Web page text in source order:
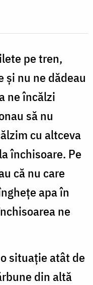
pe tren,
nu ne dădeau
ne încălzi
să nu
cu altceva
închisoare. Pe
că nu care
apa în
ne
situaţie atât de
din altă